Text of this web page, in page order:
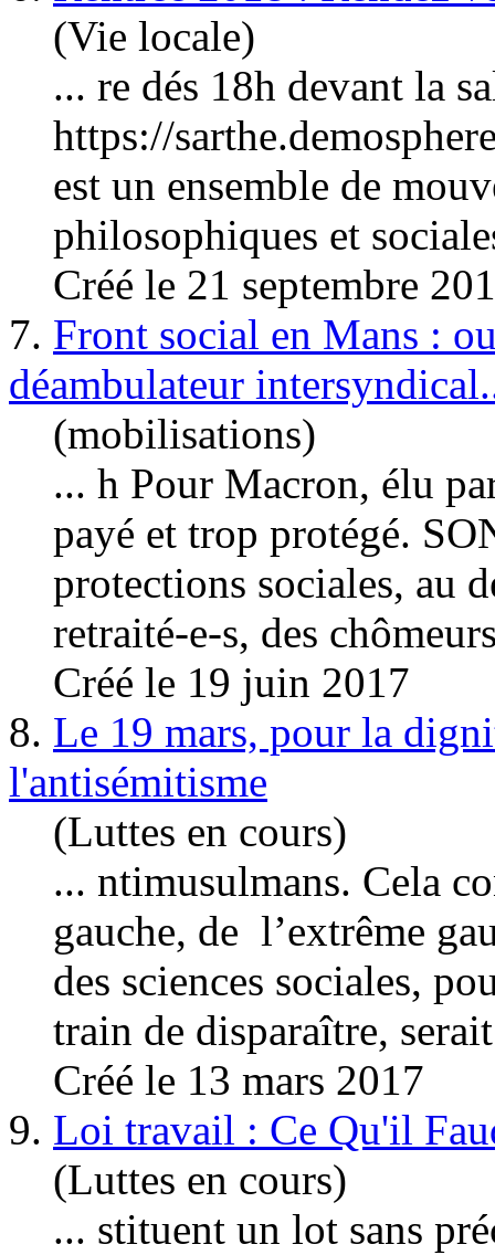
(Vie locale)
... re dés 18h devant la
https://
est un ensemble de
philosophiques et
Créé le 21 septembre
7. Front social en Mans :
déambulateur
(mobilisations)
... h Pour Macron, élu
payé et trop protégé.
protections sociales, au
retraité-e-s, des
Créé le 19 juin 2017
8. Le 19 mars, pour la
l'antisémitisme
(Luttes en cours)
... ntimusulmans. Cela
gauche, de l’extrême
des sciences sociales,
train de disparaître,
Créé le 13 mars 2017
9. Loi travail : Ce Qu'il
(Luttes en cours)
... stituent un lot sans